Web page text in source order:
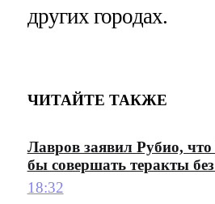
других городах.
ЧИТАЙТЕ ТАКЖЕ
Лавров заявил Рубио,
бы совершать теракты
18:32